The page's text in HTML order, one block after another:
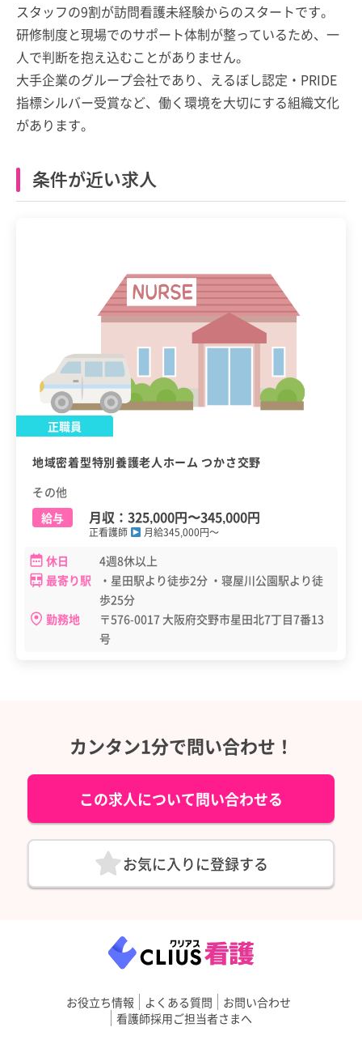
スタッフの9割が訪問看護未経験からのスタートです。
研修制度と現場でのサポート体制が整っているため、一
人で判断を抱え込むことがありません。
大手企業のグループ会社であり、えるぼし認定・PRIDE
指標シルバー受賞など、働く環境を大切にする組織文化
があります。
条件が近い求人
正職員
地域密着型特別養護老人ホーム つかさ交野
その他
給与
月収： 325,000円〜345,000円
正看護師 月給345,000円～
休日
4週8休以上
最寄り駅
・星田駅より徒歩2分 ・寝屋川公園駅より徒
歩25分
勤務地
〒576-0017 大阪府交野市星田北7丁目7番13
号
カンタン1分で問い合わせ！
この求人について問い合わせる
お気に入りに登録する
お役立ち情報 よくある質問
お問い合わせ
看護師採用ご担当者さまへ